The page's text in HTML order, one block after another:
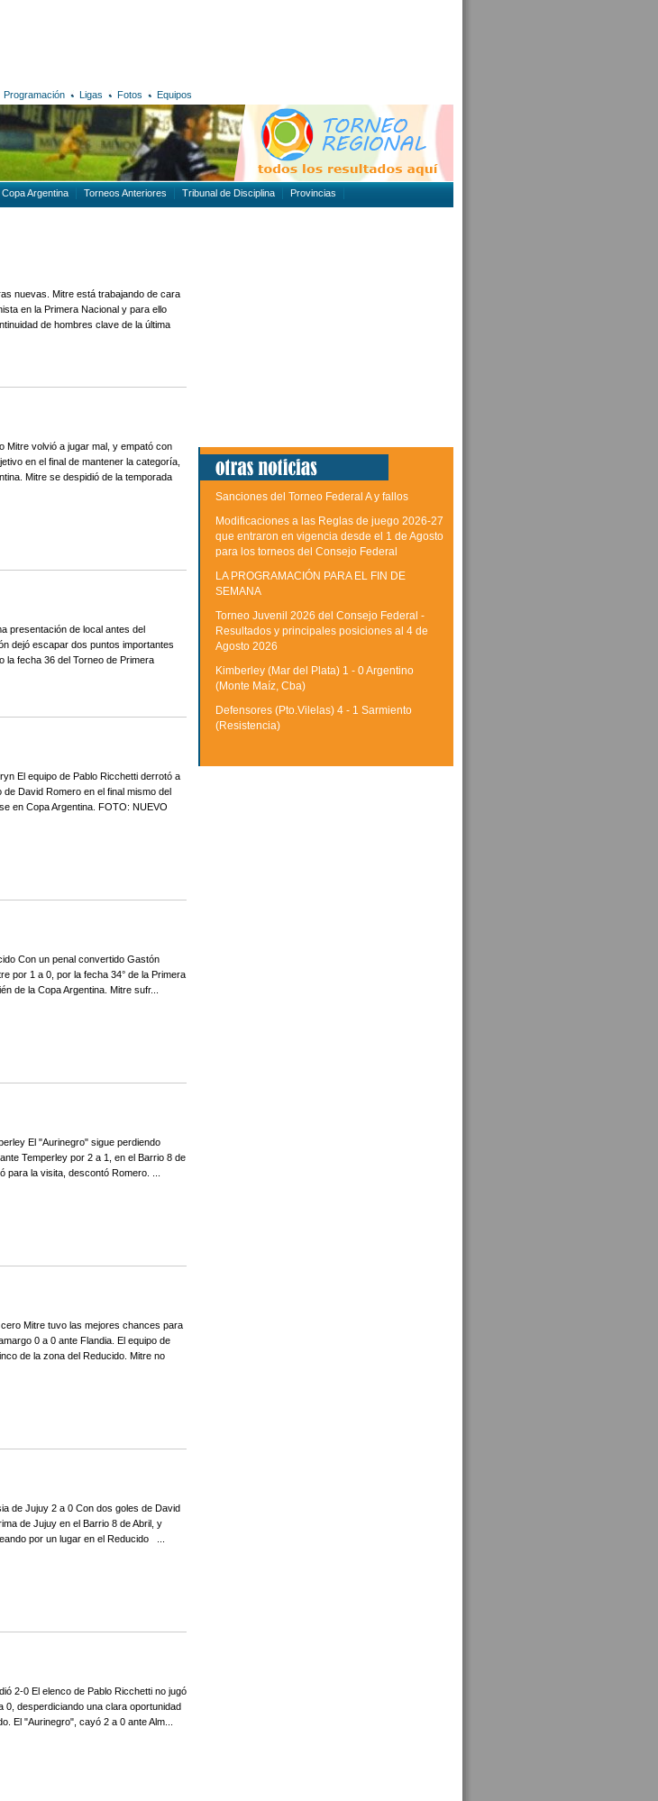
Programación Ligas Fotos Equipos
Copa Argentina Torneos Anteriores Tribunal de Disciplina Provincias
nuevas. Mitre está trabajando de cara
en la Primera Nacional y para ello
de hombres clave de la última
Mitre volvió a jugar mal, y empató con
en el final de mantener la categoría,
Mitre se despidió de la temporada
presentación de local antes del
dejó escapar dos puntos importantes
la fecha 36 del Torneo de Primera
El equipo de Pablo Ricchetti derrotó a
David Romero en el final mismo del
en Copa Argentina. FOTO: NUEVO
Con un penal convertido Gastón
por 1 a 0, por la fecha 34° de la Primera
de la Copa Argentina. Mitre sufr...
El "Aurinegro" sigue perdiendo
Temperley por 2 a 1, en el Barrio 8 de
la visita, descontó Romero. ...
Mitre tuvo las mejores chances para
0 a 0 ante Flandia. El equipo de
de la zona del Reducido. Mitre no
de Jujuy 2 a 0 Con dos goles de David
de Jujuy en el Barrio 8 de Abril, y
por un lugar en el Reducido ...
2-0 El elenco de Pablo Ricchetti no jugó
0, desperdiciando una clara oportunidad
El "Aurinegro", cayó 2 a 0 ante Alm...
Sanciones del Torneo Federal A y fallos
Modificaciones a las Reglas de juego 2026-27
que entraron en vigencia desde el 1 de Agosto
para los torneos del Consejo Federal
LA PROGRAMACIÓN PARA EL FIN DE
SEMANA
Torneo Juvenil 2026 del Consejo Federal -
Resultados y principales posiciones al 4 de
Agosto 2026
Kimberley (Mar del Plata) 1 - 0 Argentino
(Monte Maíz, Cba)
Defensores (Pto.Vilelas) 4 - 1 Sarmiento
(Resistencia)